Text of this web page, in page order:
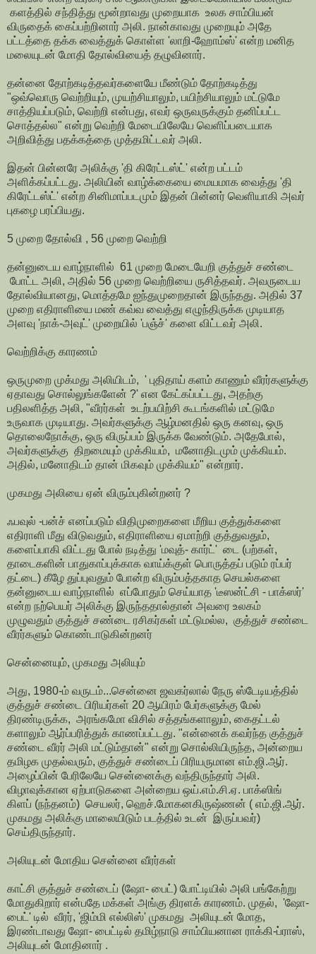
களத்தில் சந்தித்து மூன்றாவது முறையாக உலக சாம்பியன்
விருதைக் கைப்பற்றினார் அலி. நான்காவது முறையும் அதே
பட்டத்தை தக்க வைத்துக் கொள்ள 'லாறி-ஹோம்ஸ்' என்ற மனித
மலையுடன் மோதி தோல்வியைத் தழுவினார்.
தன்னை தோற்கடித்தவர்களையே மீண்டும் தோற்கடித்து
"ஒவ்வொரு வெற்றியும், முயற்சியாலும், பயிற்சியாலும் மட்டுமே
சாத்தியப்படும், வெற்றி என்பது, எவர் ஒருவருக்கும் தனிப்பட்ட
சொத்தல்ல" என்று வெற்றி மேடையிலேயே வெளிப்படையாக
அறிவித்து பதக்கத்தை முத்தமிட்டவர் அலி.
இதன் பின்னரே அலிக்கு 'தி கிரேட்டஸ்ட்' என்ற பட்டம்
அளிக்கப்பட்டது. அலியின் வாழ்க்கையை மையமாக வைத்து 'தி
கிரேட்டஸ்ட்' என்ற சினிமாப்படமும் இதன் பின்னர் வெளியாகி அவர்
புகழை பரப்பியது.
5 முறை தோல்வி , 56 முறை வெற்றி
தன்னுடைய வாழ்நாளில் 61 முறை மேடையேறி குத்துச் சண்டை
போட்ட அலி, அதில் 56 முறை வெற்றியை ருசித்தவர். அவருடைய
தோல்வியானது, மொத்தமே ஐந்துமுறைதான் இருந்தது. அதில் 37
முறை எதிராளியை மண் கவ்வ வைத்து எழுந்திருக்க முடியாத
அளவு 'நாக்-அவுட்' முறையில் 'பஞ்ச்' களை விட்டவர் அலி.
வெற்றிக்கு காரணம்
ஒருமுறை முக்மது அலியிடம், ' புதிதாய் களம் காணும் வீரர்களுக்கு
ஏதாவது சொல்லுங்களேன் ?' என கேட்கப்பட்டது, அதற்கு
பதிலளித்த அலி, "வீரர்கள் உடற்பயிற்சி கூடங்களில் மட்டுமே
உருவாக முடியாது. அவர்களுக்கு ஆழ்மனதில் ஒரு கனவு, ஒரு
தொலைநோக்கு, ஒரு விருப்பம் இருக்க வேண்டும். அதேபோல்,
அவர்களுக்கு திறமையும் முக்கியம், மனோதிடமும் முக்கியம்.
அதில், மனோதிடம் தான் மிகவும் முக்கியம்" என்றார்.
முகமது அலியை ஏன் விரும்புகின்றனர் ?
ஃபவுல் -பன்ச் எனப்படும் விதிமுறைகளை மீறிய குத்துக்களை
எதிராளி மீது விடுவதும், எதிராளியை ஏமாற்றி குத்துவதும்,
களைப்பாகி விட்டது போல் நடித்து 'மவுத்- கார்ட்' டை (பற்கள்,
தாடைகளின் பாதுகாப்புக்காக வாய்க்குள் பொருத்தப் படும் ரப்பர்
தட்டை) கீழே துப்புவதும் போன்ற விரும்பத்தகாத செயல்களை
தன்னுடைய வாழ்நாளில் எப்போதும் செய்யாத 'டீஸன்ட்சி - பாக்ஸர்'
என்ற நற்பெயர் அலிக்கு இருந்ததால்தான் அவரை உலகம்
முழுவதும் குத்துச் சண்டை ரசிகர்கள் மட்டுமல்ல, குத்துச் சண்டை
வீரர்களும் கொண்டாடுகின்றனர்
சென்னையும், முகமது அலியும்
அது, 1980-ம் வருடம்...சென்னை ஜவகர்லால் நேரு ஸ்டேடியத்தில்
குத்துச் சண்டை பிரியர்கள் 20 ஆயிரம் பேர்களுக்கு மேல்
திரண்டிருக்க, அரங்கமோ விசில் சத்தங்களாலும், கைதட்டல்
களாலும் ஆர்ப்பரித்துக் காணப்பட்டது. "என்னைக் கவர்ந்த குத்துச்
சண்டை வீரர் அலி மட்டும்தான்" என்று சொல்லியிருந்த, அன்றைய
தமிழக முதல்வரும், குத்துச் சண்டைப் பிரியருமான எம்.ஜி.ஆர்.
அழைப்பின் பேரிலேயே சென்னைக்கு வந்திருந்தார் அலி.
விழாவுக்கான ஏற்பாடுகளை அன்றைய ஒய்.எம்.சி.ஏ. பாக்ஸிங்
கிளப் (நந்தனம்) செயலர், ஹெச்.மோகனகிருஷ்ணன் ( எம்.ஜி.ஆர்.
முகமது அலிக்கு மாலையிடும் படத்தில் உடன் இருப்பவர்)
செய்திருந்தார்.
அலியுடன் மோதிய சென்னை வீரர்கள்
காட்சி குத்துச் சண்டைப் (ஷோ- பைட்) போட்டியில் அலி பங்கேற்று
மோதுகிறார் என்பதே மக்கள் அங்கு திரளக் காரணம். முதல், 'ஷோ-
பைட்' டில் வீரர், 'ஜிம்மி எல்லிஸ்' முகமது அலியுடன் மோத,
இரண்டாவது ஷோ- பைட்டில் தமிழ்நாடு சாம்பியனான ராக்கி-ப்ராஸ்,
அலியுடன் மோதினார் .